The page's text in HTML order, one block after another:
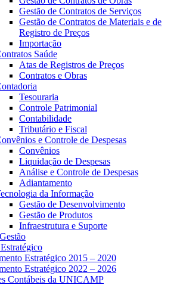
Gestão de Contratos de Serviços
Gestão de Contratos de Materiais e de
Registro de Preços
Importação
Saúde
Atas de Registros de Preços
Contratos e Obras
Tesouraria
Controle Patrimonial
Contabilidade
Tributário e Fiscal
e Controle de Despesas
Convênios
Liquidação de Despesas
Análise e Controle de Despesas
Adiantamento
da Informação
Gestão de Desenvolvimento
Gestão de Produtos
Infraestrutura e Suporte
Estratégico 2015 – 2020
Estratégico 2022 – 2026
Contábeis da UNICAMP